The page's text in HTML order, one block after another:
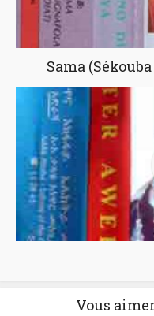
Sama
Vous